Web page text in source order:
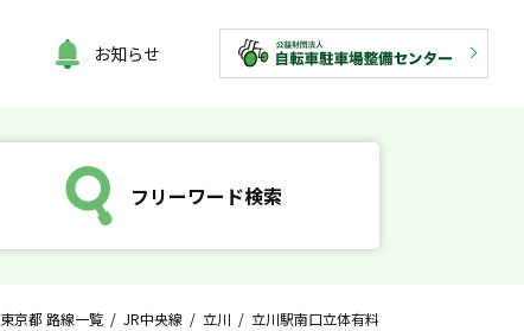
お知らせ
フリーワード検索
東京都 路線一覧 / JR中央線 / 立川 / 立川駅南口立体有料